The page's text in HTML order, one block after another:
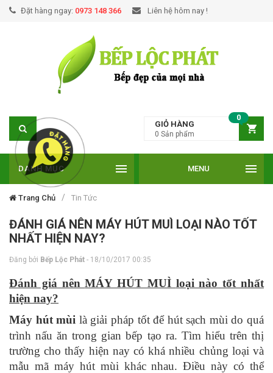
Đặt hàng ngay: 0973 148 366 Liên hệ hôm nay !
GIỎ HÀNG
0
0 Sản phẩm
DANH MỤC MENU
Trang Chủ Tin Tức
ĐÁNH GIÁ NÊN MÁY HÚT MUÌ LOẠI NÀO TỐT
NHẤT HIỆN NAY?
Đăng bởi Bếp Lộc Phát - 18/10/2017 00:35
Đánh giá nênMÁY HÚT MUÌ loại nào tốt nhất
hiện nay?
Máy hút mùi là giải pháp tốt để hút sạch mùi do quá
trình nấu ăn trong gian bếp tạo ra. Tìm hiểu trên thị
trường cho thấy hiện nay có khá nhiều chủng loại và
mẫu mã máy hút mùi khác nhau. Điều này có thể